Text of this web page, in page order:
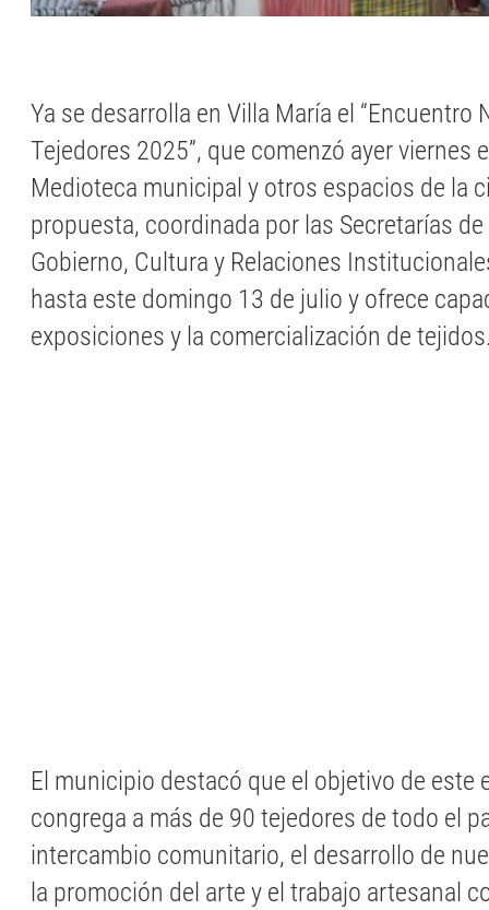
Ya se desarrolla en Villa María el “Encuentro
Tejedores 2025”, que comenzó ayer viernes
Medioteca municipal y otros espacios de la
propuesta, coordinada por las Secretarías
Gobierno, Cultura y Relaciones
hasta este domingo 13 de julio y ofrece
exposiciones y la comercialización de
El municipio destacó que el objetivo de este
congrega a más de 90 tejedores de todo el
intercambio comunitario, el desarrollo de
la promoción del arte y el trabajo artesanal